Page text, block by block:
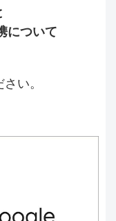
について
い。